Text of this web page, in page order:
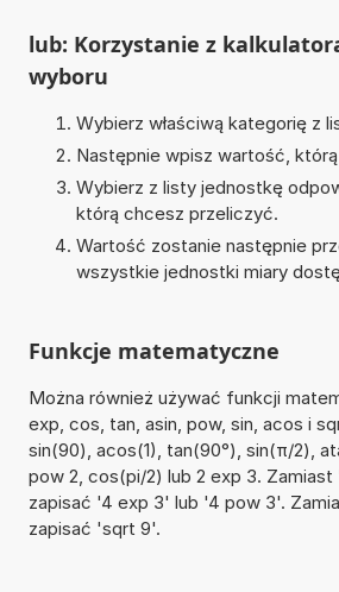
lub: Korzystanie z
wyboru
Wybierz właściwą kategorię z
Następnie wpisz wartość,
Wybierz z listy jednostkę
którą chcesz przeliczyć.
Wartość zostanie następnie
wszystkie jednostki miary
Funkcje matematyczne
Można również używać funkcji
exp, cos, tan, asin, pow, sin, acos i
sin(90), acos(1), tan(90°), sin(π/2),
pow 2, cos(pi/2) lub 2 exp 3.
zapisać '4 exp 3' lub '4 pow 3'.
zapisać 'sqrt 9'.